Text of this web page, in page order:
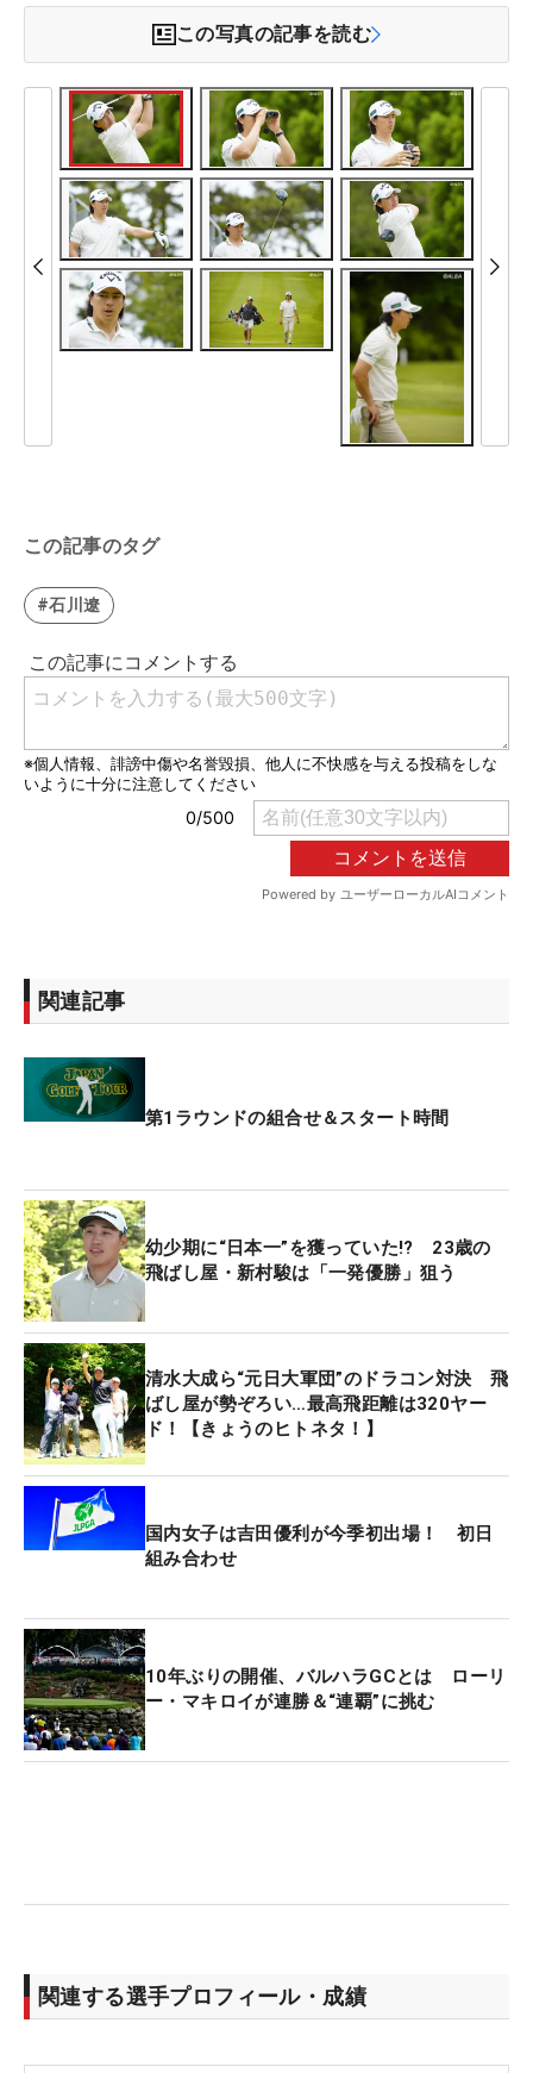
この写真の記事を読む
この記事のタグ
#石川遼
関連記事
第1ラウンドの組合せ＆スタート時間
幼少期に“日本一”を獲っていた!? 23歳の
飛ばし屋・新村駿は「一発優勝」狙う
清水大成ら“元日大軍団”のドラコン対決 飛
ばし屋が勢ぞろい…最高飛距離は320ヤー
ド！【きょうのヒトネタ！】
国内女子は吉田優利が今季初出場！ 初日
組み合わせ
10年ぶりの開催、バルハラGCとは ローリ
ー・マキロイが連勝＆“連覇”に挑む
関連する選手プロフィール・成績